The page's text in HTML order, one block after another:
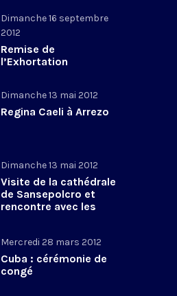
Dimanche 16 septembre
2012
Remise de
l’Exhortation
Moyen Orient et
Angélus
Dimanche 13 mai 2012
Regina Caeli à Arrezo
Dimanche 13 mai 2012
Visite de la cathédrale
de Sansepolcro et
rencontre avec les
Mercredi 28 mars 2012
Cuba : cérémonie de
congé